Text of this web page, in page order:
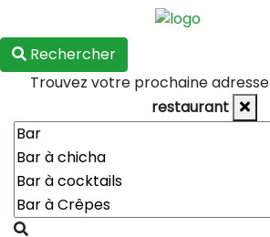
Rechercher
Trouvez votre prochaine adresse
restaurant